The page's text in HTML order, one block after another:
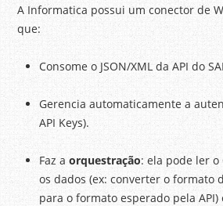
A Informatica possui um conector de
que:
Consome o JSON/XML da API do
Gerencia automaticamente a
API Keys).
Faz aorquestração: ela pode ler
os dados (ex: converter o formato
para o formato esperado pela API)